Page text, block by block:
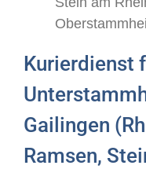
Kurierdienst
Gailingen
Ramsen,